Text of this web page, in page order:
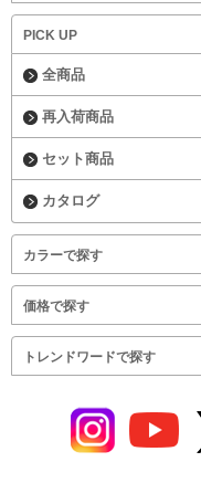
PICK UP
全商品
再入荷商品
セット商品
カタログ
カラーで探す
価格で探す
トレンドワードで探す